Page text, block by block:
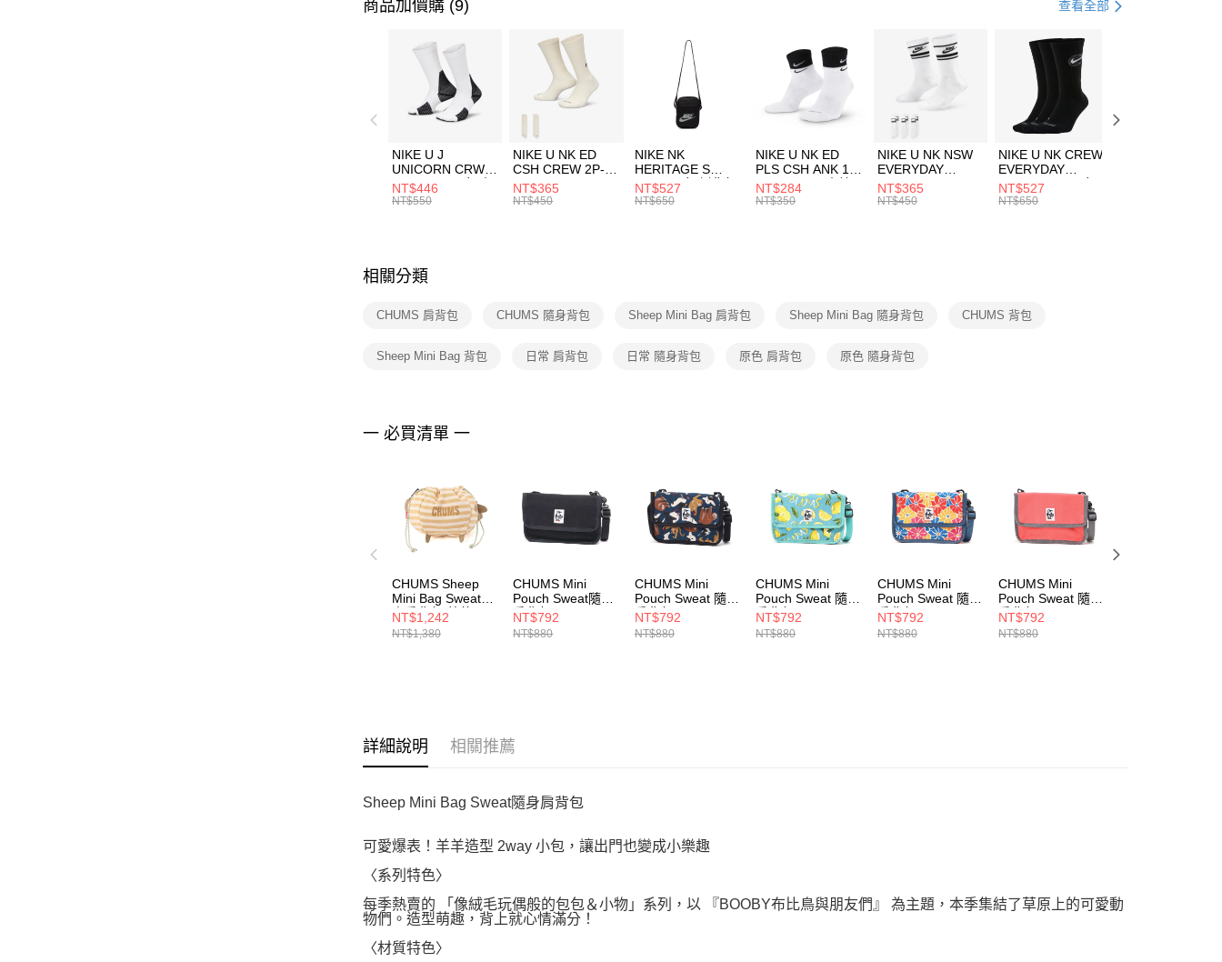
３．安心：先確認商品／服務後，再付款。
【「AFTEE先享後付」結帳流程】
１．於結帳方式選擇「AFTEE先享後付」後，將跳轉至「AFTEE先享後
付」結帳頁面，進行簡訊認證並確認金額後，即可完成結帳。
２．訂單成立數日內，您將收到繳費通知簡訊。
３．收到繳費通知簡訊後14天內，點擊此簡訊中的連結，可透過四大超商
／ATM／網路銀行／等多元方式進行付款，方視為交易完成。
※ 請注意：結帳手續完成當下不需立刻繳費，但若您需要取消訂單，請聯
絡購買商品的店家。未經商家同意取消之訂單仍視為有效，需透過AFTEE
先享後付繳納相關費用。
交易，需依本服務之必要範圍內提供個人資料，並將交易相關給付款項請
２．關於個人資料處理事宜，請瀏覽以下網址：
５．嚴禁一人註冊多個帳號或使用他人資訊註冊。若發現惡意使用之情
形，恩沛科技股份有限公司將有權停止該用戶之使用額度並採取法律行
動。
每筆NT$100，滿NT$1,500(含以上)免運費
每筆NT$100，滿NT$1,500(含以上)免運費
付款後門市自取
每筆NT$100，滿NT$1,500(含以上)免運費
商品加價購 (9) 查看全部
NIKE U J
UNICORN CRW
1PR -160 男女 中
統襪 FZ3393100
NT$446
NT$550
NIKE U NK ED
CSH CREW 2P-
144 EMBRDY 男
女 短統襪
NT$365
NT$450
NIKE NK
HERITAGE S
SMIT 男女 側背包
BA5871010
NT$527
NT$650
NIKE U NK ED
PLS CSH ANK 1P
144 DBL 男 中統
襪 DH4058104
NT$284
NT$350
NIKE U NK NSW
EVERYDAY
ESSENTIAL CR
男女 短統襪
NT$365
NT$450
NIKE U NK CREW
EVERYDAY
BBALL 3PR 男女
長統襪
NT$527
NT$650
相關分類
CHUMS 肩背包 CHUMS 隨身背包 Sheep Mini Bag 肩背包 Sheep Mini Bag 隨身背包 CHUMS 背包
Sheep Mini Bag 背包 日常 肩背包 日常 隨身背包 原色 肩背包 原色 隨身背包
一 必買清單 一
CHUMS Sheep
Mini Bag Sweat隨
身肩背包 芥黃/原
色
CH603656Y067
NT$1,242
NT$1,380
CHUMS Mini
Pouch Sweat隨身
肩背包
CH603653K001
NT$792
NT$880
CHUMS Mini
Pouch Sweat 隨身
肩背包
CH603653Z354
NT$792
NT$880
CHUMS Mini
Pouch Sweat 隨身
肩背包
CH603653Z353
NT$792
NT$880
CHUMS Mini
Pouch Sweat 隨身
肩背包
CH603653Z355
NT$792
NT$880
CHUMS Mini
Pouch Sweat 隨身
肩背包
CH603653R016
NT$792
NT$880
詳細說明 相關推薦
Sheep Mini Bag Sweat隨身肩背包
可愛爆表！羊羊造型 2way 小包，讓出門也變成小樂趣
〈系列特色〉
每季熱賣的 「像絨毛玩偶般的包包＆小物」系列，以 『BOOBY布比鳥與朋友們』 為主題，本季集結了草原上的可愛動
物們。造型萌趣，背上就心情滿分！
〈材質特色〉